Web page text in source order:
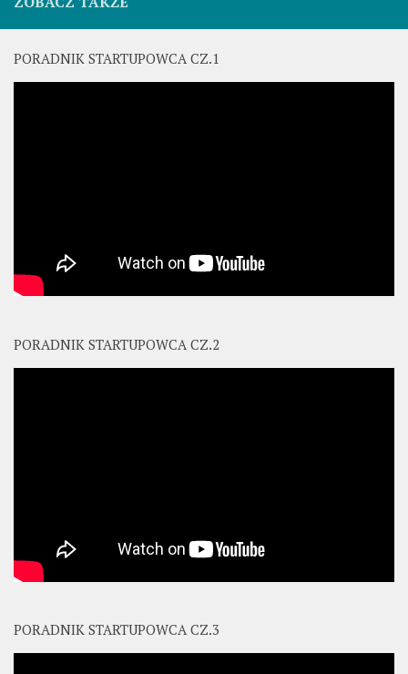
PORADNIK STARTUPOWCA CZ.1
PORADNIK STARTUPOWCA CZ.2
PORADNIK STARTUPOWCA CZ.3